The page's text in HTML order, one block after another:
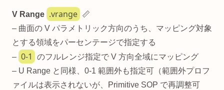
V Range .vrange
📏
– 曲面の V パラメトリック方向のうち、マッピング対象
とする領域をパーセンテージで指定する
– 0-1
のフルレンジ指定で V 方向全域にマッピング
– U Range と同様、0-1 範囲外も指定可（範囲外プロフ
ァイルは表示されないが、Primitive SOP で再調整可